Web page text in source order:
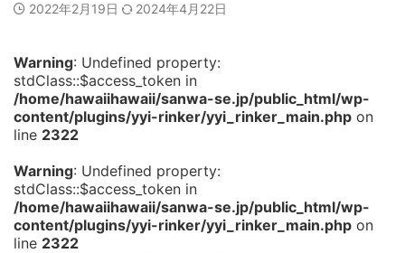
2022年2月19日 2024年4月22日
Warning: Undefined property:
stdClass::$access_token in
/home/hawaiihawaii/sanwa-se.jp/public_html/wp-
content/plugins/yyi-rinker/yyi_rinker_main.php on
line 2322
Warning: Undefined property:
stdClass::$access_token in
/home/hawaiihawaii/sanwa-se.jp/public_html/wp-
content/plugins/yyi-rinker/yyi_rinker_main.php on
line 2322